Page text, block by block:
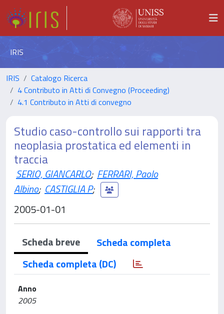
IRIS
IRIS
Catalogo Ricerca
4 Contributo in Atti di Convegno (Proceeding)
4.1 Contributo in Atti di convegno
Studio caso-controllo sui rapporti tra
neoplasia prostatica ed elementi in
traccia
SERIO, GIANCARLO; FERRARI, Paolo
Albino; CASTIGLIA P;
2005-01-01
Scheda breve
Scheda completa
Scheda completa (DC)
Anno
2005